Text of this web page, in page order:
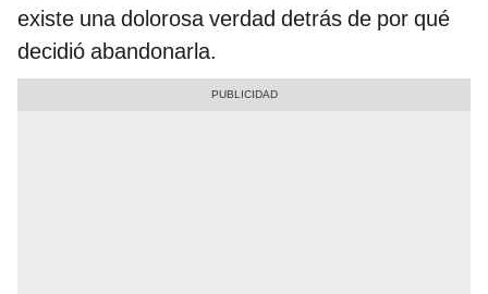
existe una dolorosa verdad detrás de por qué
decidió abandonarla.